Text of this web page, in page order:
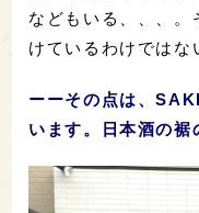
などもいる、、、。
けているわけではな
ーーその点は、
います。日本酒の裾